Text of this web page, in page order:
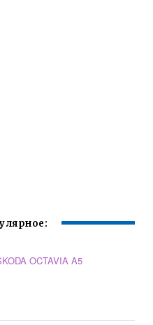
OCTAVIA A5